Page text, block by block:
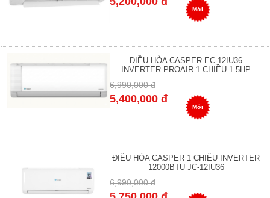
Mới
ĐIỀU HÒA CASPER EC-12IU36
INVERTER PROAIR 1 CHIỀU 1.5HP
6,990,000 đ
5,400,000 đ
Mới
ĐIỀU HÒA CASPER 1 CHIỀU INVERTER
12000BTU JC-12IU36
6,990,000 đ